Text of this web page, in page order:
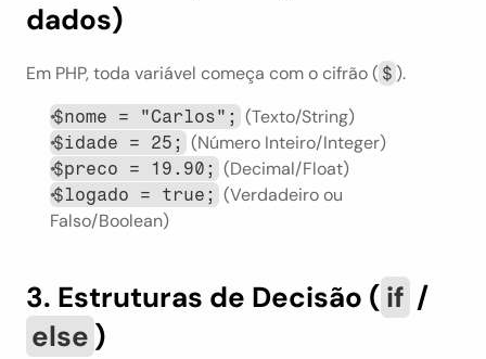
dados)
Em PHP, toda variável começa com o cifrão ( $ ).
$nome = "Carlos"; (Texto/String)
$idade = 25; (Número Inteiro/Integer)
$preco = 19.90; (Decimal/Float)
$logado = true; (Verdadeiro ou
Falso/Boolean)
3. Estruturas de Decisão ( if
else )